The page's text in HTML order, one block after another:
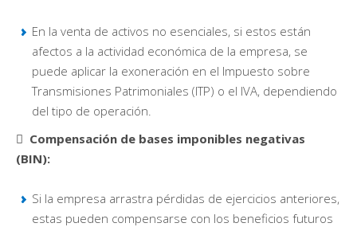
En la venta de activos no esenciales, si estos están
afectos a la actividad económica de la empresa, se
puede aplicar la exoneración en el Impuesto sobre
Transmisiones Patrimoniales (ITP) o el IVA, dependiendo
del tipo de operación.
 Compensación de bases imponibles negativas
(BIN):
Si la empresa arrastra pérdidas de ejercicios anteriores,
estas pueden compensarse con los beneficios futuros